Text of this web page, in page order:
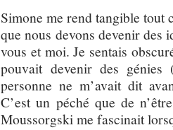
Simone me rend tangible tout
que nous devons devenir des
vous et moi. Je sentais
pouvait devenir des
personne ne m’avait dit
C’est un péché que de
Moussorgski me fascinait